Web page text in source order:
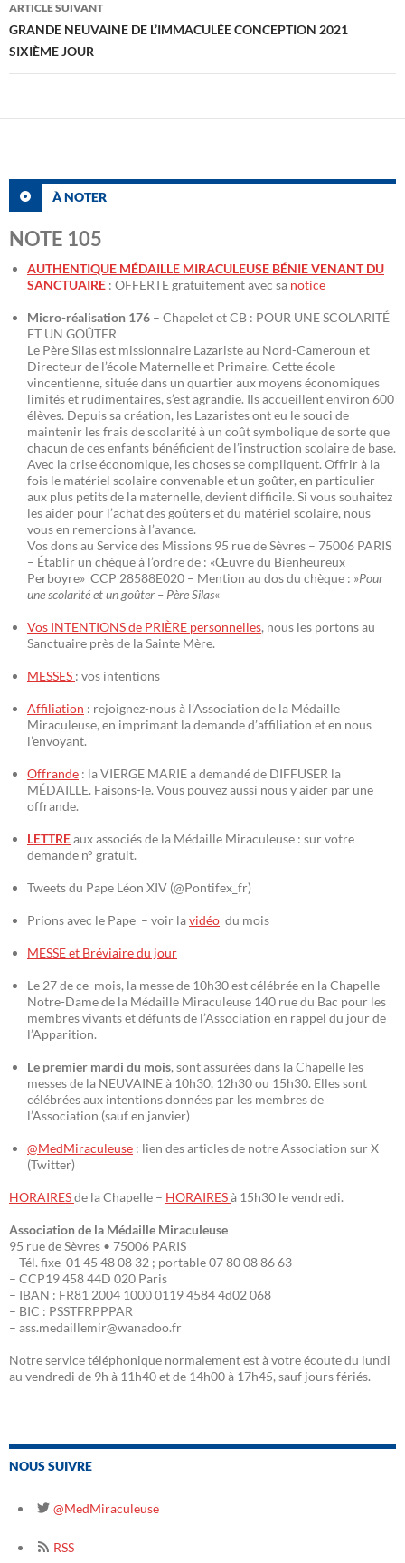
ARTICLE SUIVANT
GRANDE NEUVAINE DE L’IMMACULÉE CONCEPTION 2021
SIXIÈME JOUR
À NOTER
NOTE 105
AUTHENTIQUE MÉDAILLE MIRACULEUSE BÉNIE VENANT DU
SANCTUAIRE : OFFERTE gratuitement avec sa notice
Micro-réalisation 176 – Chapelet et CB : POUR UNE SCOLARITÉ
ET UN GOÛTER
Le Père Silas est missionnaire Lazariste au Nord-Cameroun et
Directeur de l’école Maternelle et Primaire. Cette école
vincentienne, située dans un quartier aux moyens économiques
limités et rudimentaires, s’est agrandie. Ils accueillent environ 600
élèves. Depuis sa création, les Lazaristes ont eu le souci de
maintenir les frais de scolarité à un coût symbolique de sorte que
chacun de ces enfants bénéficient de l’instruction scolaire de base.
Avec la crise économique, les choses se compliquent. Offrir à la
fois le matériel scolaire convenable et un goûter, en particulier
aux plus petits de la maternelle, devient difficile. Si vous souhaitez
les aider pour l’achat des goûters et du matériel scolaire, nous
vous en remercions à l’avance.
Vos dons au Service des Missions 95 rue de Sèvres – 75006 PARIS
– Établir un chèque à l’ordre de : «Œuvre du Bienheureux
Perboyre» CCP 28588E020 – Mention au dos du chèque : »Pour
une scolarité et un goûter – Père Silas«
Vos INTENTIONS de PRIÈRE personnelles, nous les portons au
Sanctuaire près de la Sainte Mère.
MESSES : vos intentions
Affiliation : rejoignez-nous à l’Association de la Médaille
Miraculeuse, en imprimant la demande d’affiliation et en nous
l’envoyant.
Offrande : la VIERGE MARIE a demandé de DIFFUSER la
MÉDAILLE. Faisons-le. Vous pouvez aussi nous y aider par une
offrande.
LETTREaux associés de la Médaille Miraculeuse : sur votre
demande n° gratuit.
Tweets du Pape Léon XIV (@Pontifex_fr)
Prions avec le Pape – voir lavidéo du mois
MESSE et Bréviaire du jour
Le 27 de ce mois, la messe de 10h30 est célébrée en la Chapelle
Notre-Dame de la Médaille Miraculeuse 140 rue du Bac pour les
membres vivants et défunts de l’Association en rappel du jour de
l’Apparition.
Le premier mardi du mois, sont assurées dans la Chapelle les
messes de la NEUVAINE à 10h30, 12h30 ou 15h30. Elles sont
célébrées aux intentions données par les membres de
l’Association (sauf en janvier)
@MedMiraculeuse : lien des articles de notre Association sur X
(Twitter)
HORAIRESde la Chapelle – HORAIRESà 15h30 le vendredi.
Association de la Médaille Miraculeuse
95 rue de Sèvres • 75006 PARIS
– Tél. fixe 01 45 48 08 32 ; portable 07 80 08 86 63
– CCP19 458 44D 020 Paris
– IBAN : FR81 2004 1000 0119 4584 4d02 068
– BIC : PSSTFRPPPAR
– ass.medaillemir@wanadoo.fr
Notre service téléphonique normalement est à votre écoute du lundi
au vendredi de 9h à 11h40 et de 14h00 à 17h45, sauf jours fériés.
NOUS SUIVRE
@MedMiraculeuse
RSS